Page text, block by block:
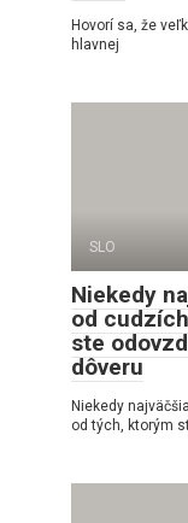
Hovorí sa, že
hlavnej
SLO
Niekedy
od
ste
dôveru
Niekedy
od tých, ktorým